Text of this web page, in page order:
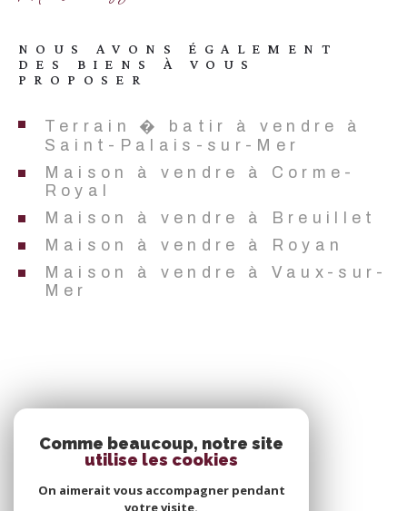
NOUS AVONS ÉGALEMENT
DES BIENS À VOUS
PROPOSER
Terrain � batir à vendre à
Saint-Palais-sur-Mer
Maison à vendre à Corme-
Royal
Maison à vendre à Breuillet
Maison à vendre à Royan
Maison à vendre à Vaux-sur-
Mer
Se connecter
ESPACE PROPRIÉTAIRE
Comme beaucoup, notre site
utilise les cookies
On aimerait vous accompagner pendant
votre visite.